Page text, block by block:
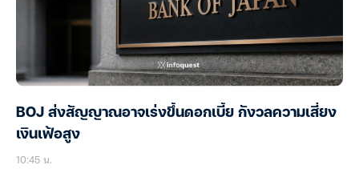
BOJ ส่งสัญญาณอาจเร่งขึ้นดอกเบี้ย กังวลความเสี่ยง
เงินเฟ้อสูง
10:45 น.